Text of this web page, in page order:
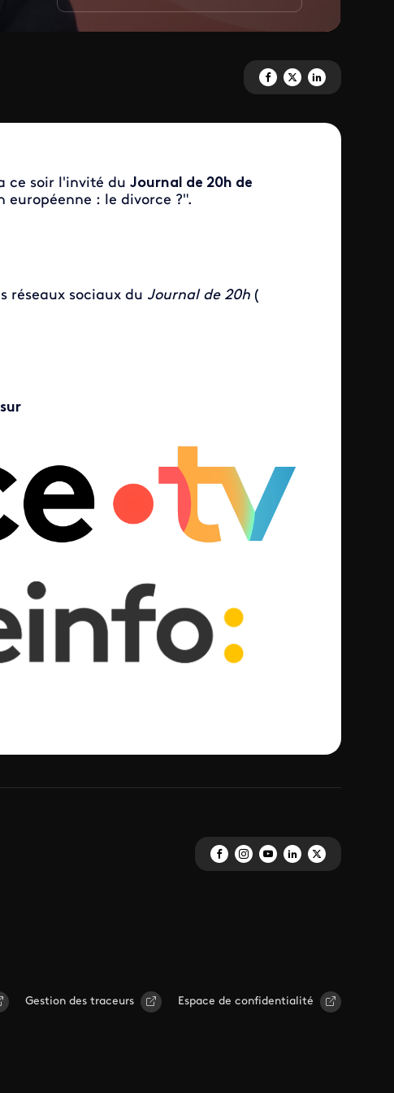
Partagez 'Thierry Breton <br>
Partagez 'Thierry Breton
Partagez 'Thierry
ce soir l'invité du Journal de 20h de
: le divorce ?".
réseaux sociaux du Journal de 20h(
Gestion des traceurs Espace de confidentialité